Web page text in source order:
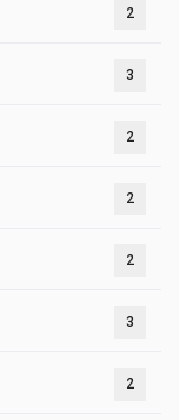
2
3
2
2
2
3
2